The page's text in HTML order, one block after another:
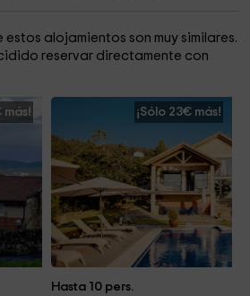
alojamientos son muy similares.
reservar directamente con
más! ¡Sólo 23€ más!
Hasta 10 pers.